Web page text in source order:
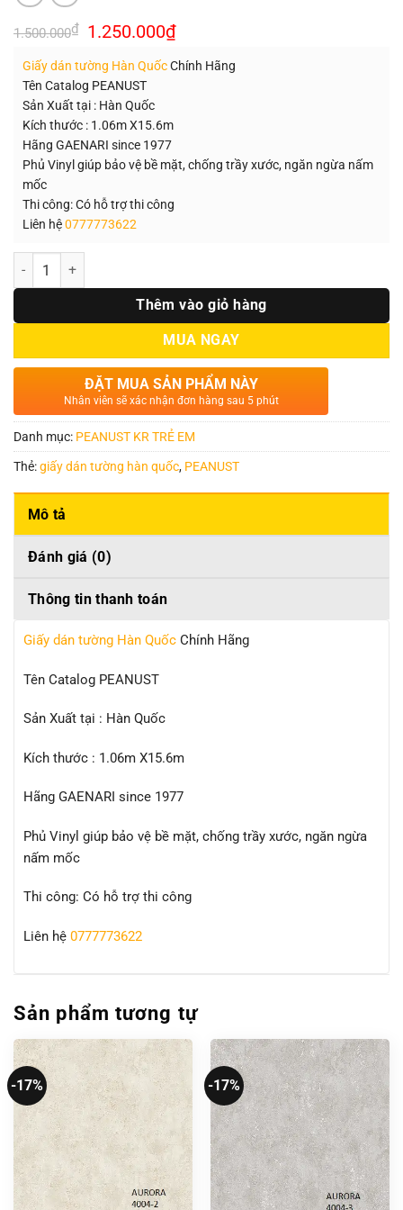
1.500.000₫ Giá
gốc
1.500.000₫.
1.250.000₫Giá
hiện
là:
Giấy dán tường Hàn QuốcChính Hãng
Tên Catalog PEANUST
Sản Xuất tại : Hàn Quốc
Kích thước : 1.06m X15.6m
Hãng GAENARI since 1977
Phủ Vinyl giúp bảo vệ bề mặt, chống trầy xước, ngăn ngừa nấm
mốc
Thi công: Có hỗ trợ thi công
Liên hệ0777773622
Số lượng
Thêm vào giỏ hàng
MUA NGAY
ĐẶT MUA SẢN PHẨM NÀY
Nhân viên sẽ xác nhận đơn hàng sau 5 phút
Danh mục: PEANUST KR TRẺ EM
Thẻ:giấy dán tường hàn quốc, PEANUST
Mô tả
Đánh giá (0)
Thông tin thanh toán
Giấy dán tường Hàn Quốc Chính Hãng
Tên Catalog PEANUST
Sản Xuất tại : Hàn Quốc
Kích thước : 1.06m X15.6m
Hãng GAENARI since 1977
Phủ Vinyl giúp bảo vệ bề mặt, chống trầy xước, ngăn ngừa
nấm mốc
Thi công: Có hỗ trợ thi công
Liên hệ 0777773622
Sản phẩm tương tự
-17% -17%